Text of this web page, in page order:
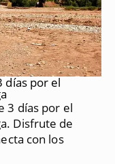
días por el
3 días por el
Disfrute de
con los